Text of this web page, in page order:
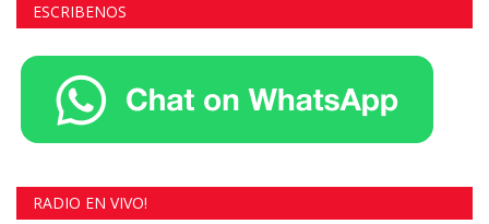
ESCRIBENOS
RADIO EN VIVO!